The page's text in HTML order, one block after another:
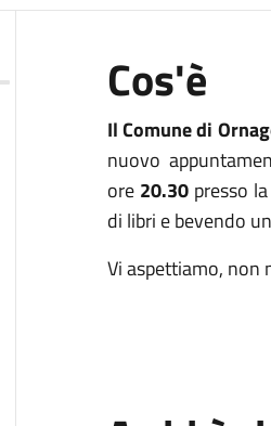
Cos'è
Il Comune di
nuovo
ore 20.30 presso
di libri e bevendo
Vi aspettiamo, non